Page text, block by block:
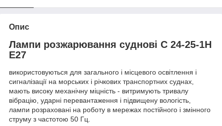
Опис
Лампи розжарювання суднові С 24-25-1Н
Е27
використовуються для загального і місцевого освітлення і
сигналізації на морських і річкових транспортних суднах,
мають високу механічну міцність - витримують тривалу
вібрацію, ударні перевантаження і підвищену вологість,
лампи розраховані на роботу в мережах постійного і змінного
струму з частотою 50 Гц.